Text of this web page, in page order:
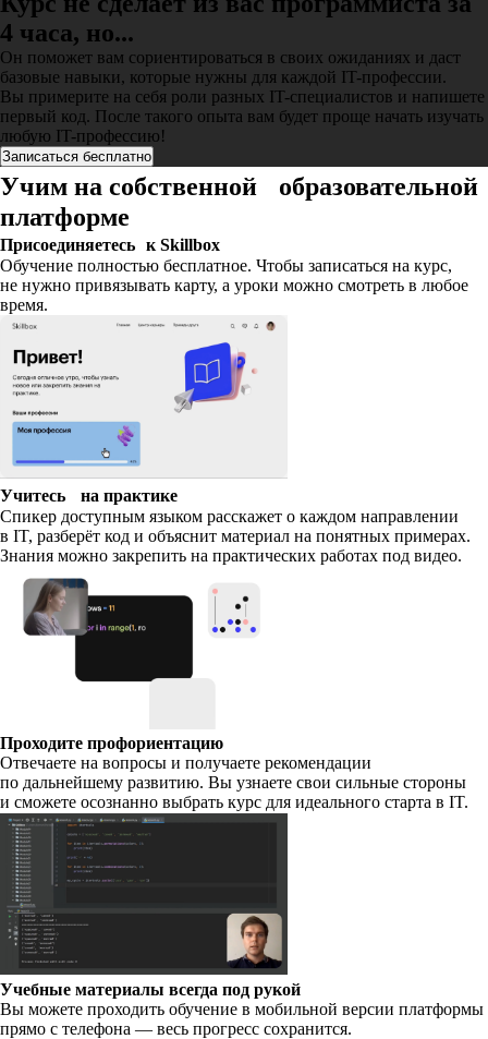
4 часа, но...
Он поможет вам сориентироваться в своих ожиданиях и даст
базовые навыки, которые нужны для каждой IT-профессии.
Вы примерите на себя роли разных IT-специалистов и напишете
первый код. После такого опыта вам будет проще начать изучать
любую IT-профессию!
Записаться бесплатно
Учим на собственной образовательной
платформе
Присоединяетесь к Skillbox
Обучение полностью бесплатное. Чтобы записаться на курс,
не нужно привязывать карту, а уроки можно смотреть в любое
время.
Учитесь на практике
Спикер доступным языком расскажет о каждом направлении
в IT, разберёт код и объяснит материал на понятных примерах.
Знания можно закрепить на практических работах под видео.
Проходите профориентацию
Отвечаете на вопросы и получаете рекомендации
по дальнейшему развитию. Вы узнаете свои сильные стороны
и сможете осознанно выбрать курс для идеального старта в IT.
Учебные материалы всегда под рукой
Вы можете проходить обучение в мобильной версии платформы
прямо с телефона — весь прогресс сохранится.